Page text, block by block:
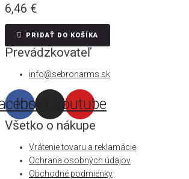
6,46 €
PRIDAŤ DO KOŠÍKA
Prevádzkovateľ
info@sebronarms.sk
InstagramYoutube
Všetko o nákupe
Vrátenie tovaru a reklamácie
Ochrana osobných údajov
Obchodné podmienky